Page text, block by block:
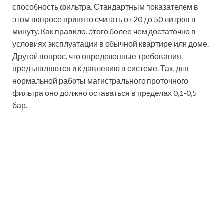
способность фильтра. Стандартным показателем в
этом вопросе принято считать от 20 до 50 литров в
минуту. Как правило, этого более чем достаточно в
условиях эксплуатации в обычной квартире или доме.
Другой вопрос, что определенные требования
предъявляются и к давлению в системе. Так, для
нормальной работы магистрального проточного
фильтра оно должно оставаться в пределах 0,1-0,5
бар.